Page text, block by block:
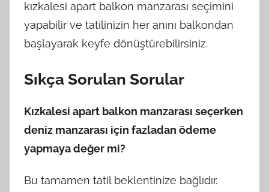
kızkalesi apart balkon manzarası seçimini
yapabilir ve tatilinizin her anını balkondan
başlayarak keyfe dönüştürebilirsiniz.
Sıkça Sorulan Sorular
Kızkalesi apart balkon manzarası seçerken
deniz manzarası için fazladan ödeme
yapmaya değer mi?
Bu tamamen tatil beklentinize bağlıdır.